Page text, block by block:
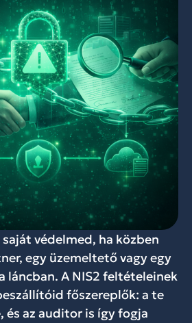
védelmed, ha közben
egy üzemeltető vagy egy
láncban. A NIS2 feltételeinek
főszereplők: a te
és az auditor is így fogja